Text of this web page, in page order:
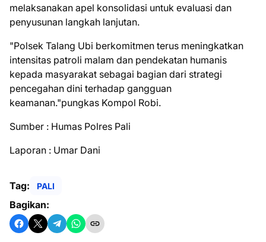
melaksanakan apel konsolidasi untuk evaluasi dan
penyusunan langkah lanjutan.
"Polsek Talang Ubi berkomitmen terus meningkatkan
intensitas patroli malam dan pendekatan humanis
kepada masyarakat sebagai bagian dari strategi
pencegahan dini terhadap gangguan
keamanan."pungkas Kompol Robi.
Sumber : Humas Polres Pali
Laporan : Umar Dani
Tag: PALI
Bagikan: